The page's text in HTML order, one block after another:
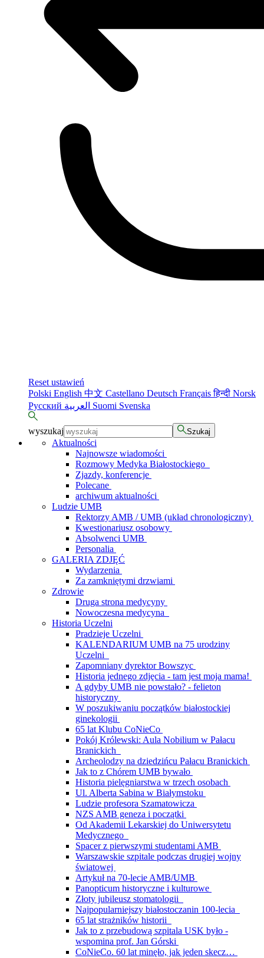
Reset ustawień
Polski English 中文 Castellano Deutsch Françaisहिन्दी Norsk
Русский
Suomi Svenska
wyszukaj Szukaj
Aktualności
Najnowsze wiadomości
Rozmowy Medyka Białostockiego
Zjazdy, konferencje
Polecane
archiwum aktualności
Ludzie UMB
Rektorzy AMB / UMB (układ chronologiczny)
Kwestionariusz osobowy
Absolwenci UMB
Personalia
GALERIA ZDJĘĆ
Wydarzenia
Za zamkniętymi drzwiami
Zdrowie
Druga strona medycyny
Nowoczesna medycyna
Historia Uczelni
Pradzieje Uczelni
KALENDARIUM UMB na 75 urodziny
Uczelni
Zapomniany dyrektor Bowszyc
Historia jednego zdjęcia - tam jest moja mama!
A gdyby UMB nie powstało? - felieton
historyczny
W poszukiwaniu początków białostockiej
ginekologii
65 lat Klubu CoNieCo
Pokój Królewski: Aula Nobilium w Pałacu
Branickich
Archeolodzy na dziedzińcu Pałacu Branickich
Jak to z Chórem UMB bywało
Historia pielęgniarstwa w trzech osobach
Ul. Alberta Sabina w Białymstoku
Ludzie profesora Szamatowicza
NZS AMB geneza i początki
Od Akademii Lekarskiej do Uniwersytetu
Medycznego
Spacer z pierwszymi studentami AMB
Warszawskie szpitale podczas drugiej wojny
światowej
Artykuł na 70-lecie AMB/UMB
Panopticum historyczne i kulturowe
Złoty jubileusz stomatologii
Najpopularniejszy białostoczanin 100-lecia
65 lat strażników historii
Jak to z przebudową szpitala USK było -
wspomina prof. Jan Górski
CoNieCo. 60 lat minęło, jak jeden skecz…